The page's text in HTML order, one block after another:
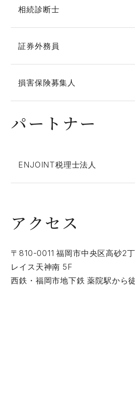
相続診断士
証券外務員
損害保険募集人
パートナー
ENJOINT税理士法人
アクセス
〒810-0011 福岡市中央区高砂2
レイス天神南 5F
西鉄・福岡市地下鉄 薬院駅から